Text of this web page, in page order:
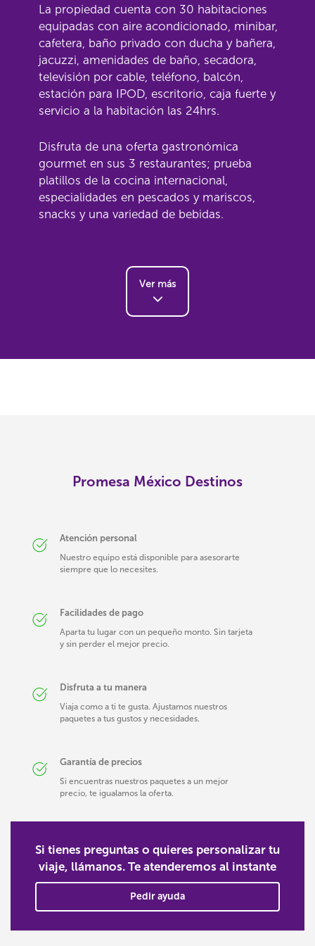
La propiedad cuenta con 30 habitaciones
equipadas con aire acondicionado, minibar,
cafetera, baño privado con ducha y bañera,
jacuzzi, amenidades de baño, secadora,
televisión por cable, teléfono, balcón,
estación para IPOD, escritorio, caja fuerte y
servicio a la habitación las 24hrs.
Disfruta de una oferta gastronómica
gourmet en sus 3 restaurantes; prueba
platillos de la cocina internacional,
especialidades en pescados y mariscos,
snacks y una variedad de bebidas.
Ver más
Promesa México Destinos
Atención personal
Nuestro equipo está disponible para asesorarte
siempre que lo necesites.
Facilidades de pago
Aparta tu lugar con un pequeño monto. Sin tarjeta
y sin perder el mejor precio.
Disfruta a tu manera
Viaja como a ti te gusta. Ajustamos nuestros
paquetes a tus gustos y necesidades.
Garantía de precios
Si encuentras nuestros paquetes a un mejor
precio, te igualamos la oferta.
Si tienes preguntas o quieres personalizar tu
viaje, llámanos. Te atenderemos al instante
Pedir ayuda